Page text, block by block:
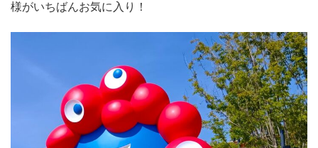
様がいちばんお気に入り！